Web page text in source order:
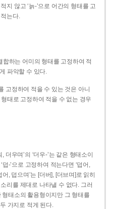
지 않고 ‘늙-’으로 어간의 형태를 고
적는다.
합하는 어미의 형태를 고정하여 적
파악할 수 있다.
고정하여 적을 수 있는 것은 아니
태로 고정하여 적을 수 없는 경우
, 더우며’의 ‘더우-­’는 같은 형태소이
-­’으로 고정하여 적는다면 ‘덥어,
, 덥으며’는 [더버], [더브며]로 읽히
리를 제대로 나타낼 수 없다. 그러
형태소의 활용형이지만 그 형태를
두 가지로 적게 된다.